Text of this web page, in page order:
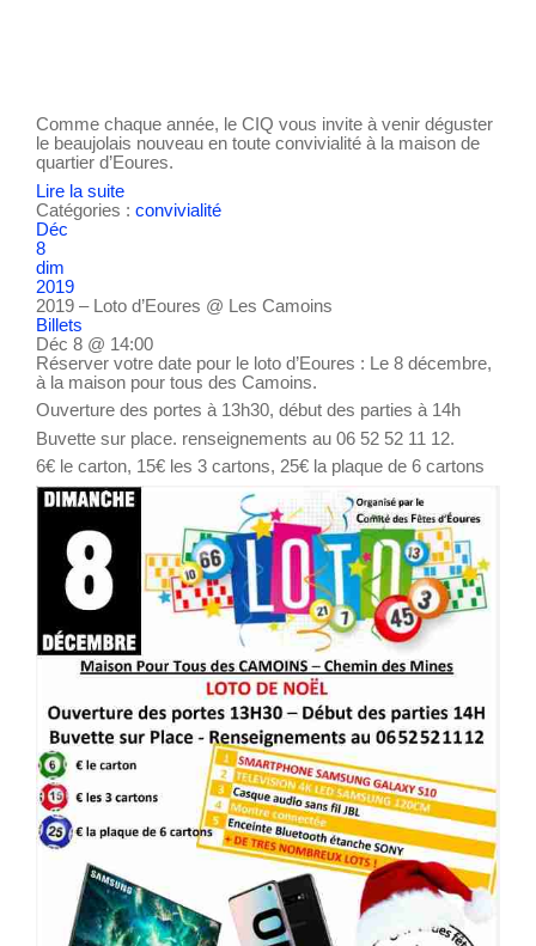
Comme chaque année, le CIQ vous invite à venir déguster
le beaujolais nouveau en toute convivialité à la maison de
quartier d’Eoures.
Lire la suite
Catégories : convivialité
Déc
8
dim
2019
2019 – Loto d’Eoures @ Les Camoins
Billets
Déc 8 @ 14:00
Réserver votre date pour le loto d’Eoures : Le 8 décembre,
à la maison pour tous des Camoins.
Ouverture des portes à 13h30, début des parties à 14h
Buvette sur place. renseignements au 06 52 52 11 12.
6€ le carton, 15€ les 3 cartons, 25€ la plaque de 6 cartons